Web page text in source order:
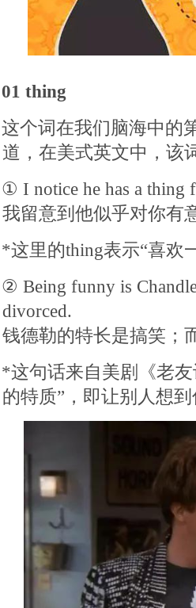
01 thing
这个词在我们脑海中的
道，在美式英文中，该
① I notice he has a thing
我留意到他似乎对你有
*这里的thing表示“喜欢
② Being funny is
divorced.
钱德勒的特长是搞笑；
*这句话来自美剧《老
的特质”，即让别人想